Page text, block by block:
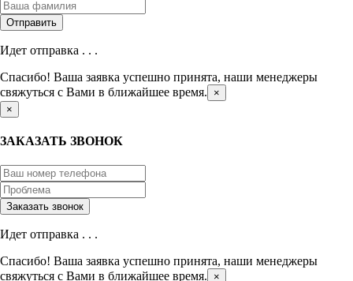
Идет отправка . . .
Спасибо! Ваша заявка успешно принята, наши менеджеры
свяжуться с Вами в ближайшее время.
×
×
ЗАКАЗАТЬ ЗВОНОК
Идет отправка . . .
Спасибо! Ваша заявка успешно принята, наши менеджеры
свяжуться с Вами в ближайшее время.
×